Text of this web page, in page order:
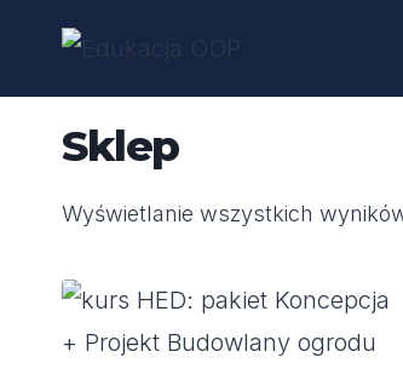
treści
Sklep
Wyświetlanie wszystkich